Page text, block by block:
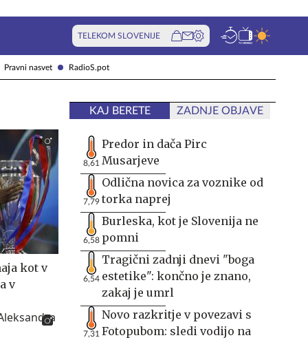
Pravni nasvet RadioS.pot
TELEKOM SLOVENIJE
kot v
v
KAJ BERETE ZADNJE OBJAVE
8,61
Predor in dača Pirc
Musarjeve
7,79
Odlična novica za voznike od
torka naprej
6,58
Burleska, kot je Slovenija ne
pomni
6,54
Tragični zadnji dnevi "boga
estetike": končno je znano,
zakaj je umrl
7,31
Novo razkritje v povezavi s
Fotopubom: sledi vodijo na